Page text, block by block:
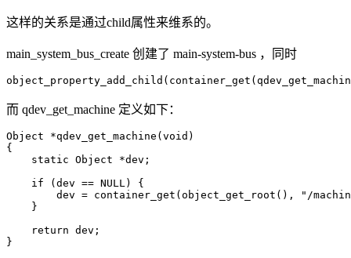
这样的关系是通过child属性来维系的。
main_system_bus_create 创建了 main-system-bus ，同时
而 qdev_get_machine 定义如下：
Object *qdev_get_machine(void)
{
    static Object *dev;
    if (dev == NULL) {
dev = container_get(object_get_root(), "/
    }
    return dev;
}